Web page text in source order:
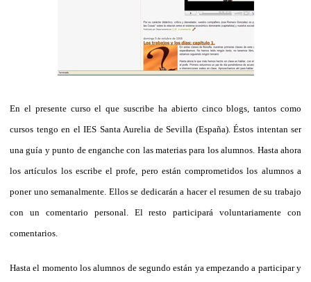
En el presente curso el que suscribe ha abierto cinco blogs, tantos como
cursos tengo en el IES Santa Aurelia de Sevilla (España). Éstos intentan ser
una guía y punto de enganche con las materias para los alumnos. Hasta ahora
los artículos los escribe el profe, pero están comprometidos los alumnos a
poner uno semanalmente. Ellos se dedicarán a hacer el resumen de su trabajo
con un comentario personal. El resto participará voluntariamente con
comentarios.
Hasta el momento los alumnos de segundo están ya empezando a participar y